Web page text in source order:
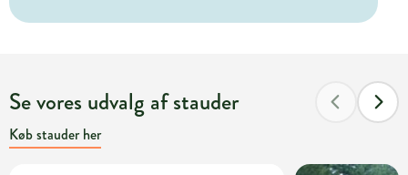
Se vores udvalg af stauder
Køb stauder her